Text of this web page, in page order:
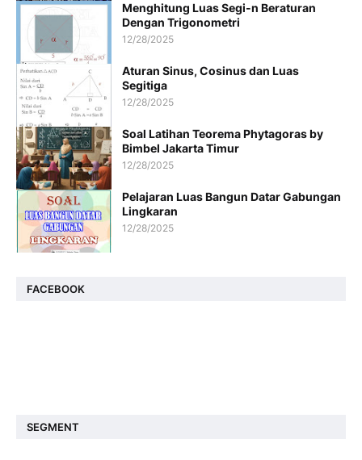
Menghitung Luas Segi-n Beraturan
Dengan Trigonometri
12/28/2025
Aturan Sinus, Cosinus dan Luas
Segitiga
12/28/2025
Soal Latihan Teorema Phytagoras by
Bimbel Jakarta Timur
12/28/2025
Pelajaran Luas Bangun Datar Gabungan
Lingkaran
12/28/2025
FACEBOOK
SEGMENT